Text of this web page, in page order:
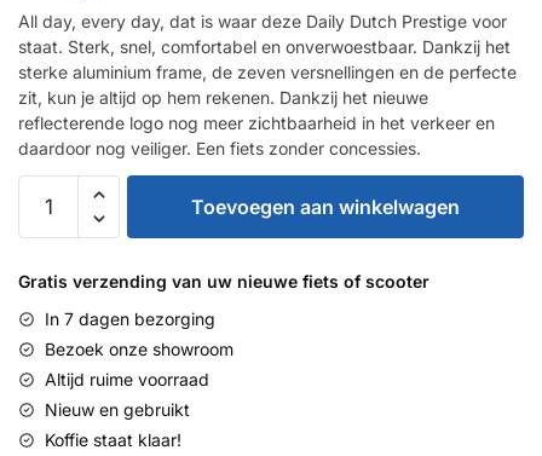
All day, every day, dat is waar deze Daily Dutch Prestige voor
staat. Sterk, snel, comfortabel en onverwoestbaar. Dankzij het
sterke aluminium frame, de zeven versnellingen en de perfecte
zit, kun je altijd op hem rekenen. Dankzij het nieuwe
reflecterende logo nog meer zichtbaarheid in het verkeer en
daardoor nog veiliger. Een fiets zonder concessies.
Dutch
Prestige
N7
ND
::
Army
Green
::
Toevoegen aan winkelwagen
Gratis verzending van uw nieuwe fiets of scooter
In 7 dagen bezorging
Bezoek onze showroom
Altijd ruime voorraad
Nieuw en gebruikt
Koffie staat klaar!